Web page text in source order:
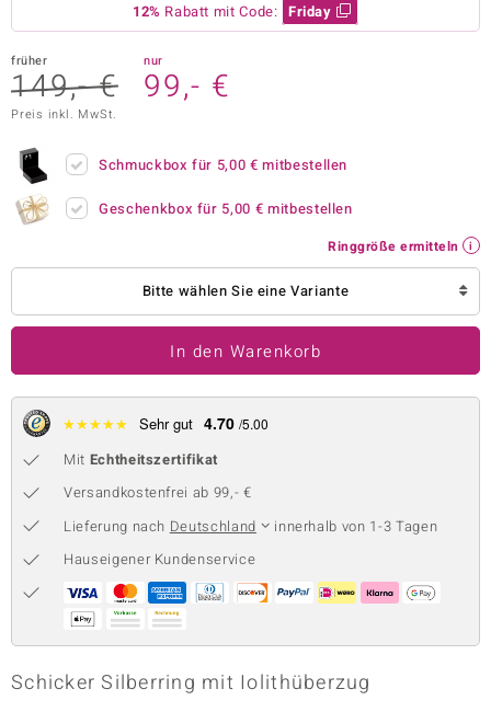
Collection
BY DE MELO
Collection
Classics
12% Rabatt mit Code: Friday
früher
149,- €
nur
99,- €
Preis inkl. MwSt.
Schmuckbox für 5,00 € mitbestellen
Geschenkbox für 5,00 € mitbestellen
Ringgröße ermitteln
Bitte wählen Sie eine Variante
In den Warenkorb
★★★★★ Sehr gut 4.70 /5.00
Mit Echtheitszertifikat
Versandkostenfrei ab 99,- €
Lieferung nach Deutschland
innerhalb von 1-3 Tagen
Hauseigener Kundenservice
Schicker Silberring mit Iolithüberzug